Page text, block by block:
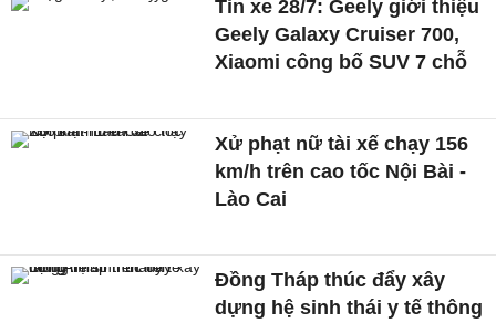
Tin xe 28/7: Geely giới thiệu
Geely Galaxy Cruiser 700,
Xiaomi công bố SUV 7 chỗ
Xử phạt nữ tài xế chạy 156
km/h trên cao tốc Nội Bài -
Lào Cai
Đồng Tháp thúc đẩy xây
dựng hệ sinh thái y tế thông